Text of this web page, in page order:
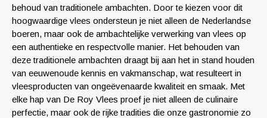
behoud van traditionele ambachten. Door te kiezen voor dit
hoogwaardige vlees ondersteun je niet alleen de Nederlandse
boeren, maar ook de ambachtelijke verwerking van vlees op
een authentieke en respectvolle manier. Het behouden van
deze traditionele ambachten draagt bij aan het in stand houden
van eeuwenoude kennis en vakmanschap, wat resulteert in
vleesproducten van ongeëvenaarde kwaliteit en smaak. Met
elke hap van De Roy Vlees proef je niet alleen de culinaire
perfectie, maar ook de rijke tradities die onze gastronomie zo